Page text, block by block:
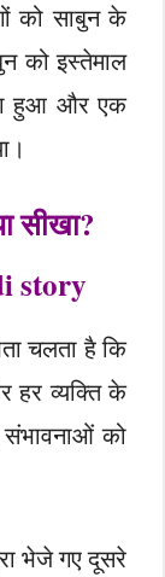
को साबुन के
को इस्तेमाल
हुआ और एक
सीखा?
story
चलता है कि
हर व्यक्ति के
को
भेजे गए दूसरे